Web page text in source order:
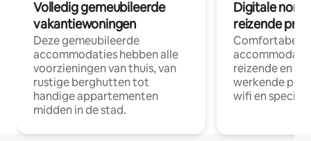
Volledig gemeubileerde
vakantiewoningen
Deze gemeubileerde
accommodaties hebben alle
voorzieningen van thuis, van
rustige berghutten tot
handige appartementen
midden in de stad.
Digitale
reizende
Comfortabele
reizende en
werkende
wifi en